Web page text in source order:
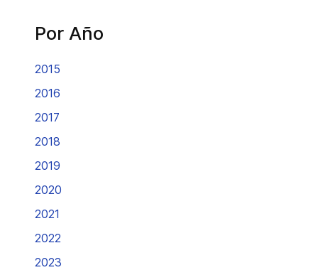
Por Año
2015
2016
2017
2018
2019
2020
2021
2022
2023